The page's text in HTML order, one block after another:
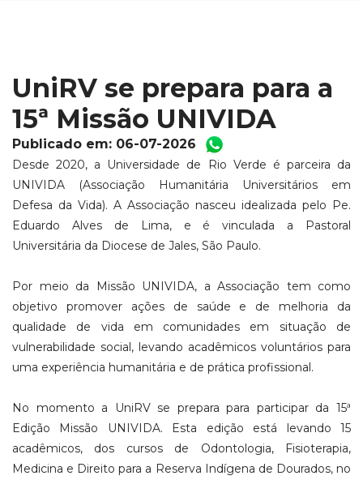
UniRV se prepara para a
15ª Missão UNIVIDA
Publicado em: 06-07-2026
Desde 2020, a Universidade de Rio Verde é parceira da
UNIVIDA (Associação Humanitária Universitários em
Defesa da Vida). A Associação nasceu idealizada pelo Pe.
Eduardo Alves de Lima, e é vinculada a Pastoral
Universitária da Diocese de Jales, São Paulo.
Por meio da Missão UNIVIDA, a Associação tem como
objetivo promover ações de saúde e de melhoria da
qualidade de vida em comunidades em situação de
vulnerabilidade social, levando acadêmicos voluntários para
uma experiência humanitária e de prática profissional.
No momento a UniRV se prepara para participar da 15ª
Edição Missão UNIVIDA. Esta edição está levando 15
acadêmicos, dos cursos de Odontologia, Fisioterapia,
Medicina e Direito para a Reserva Indígena de Dourados, no